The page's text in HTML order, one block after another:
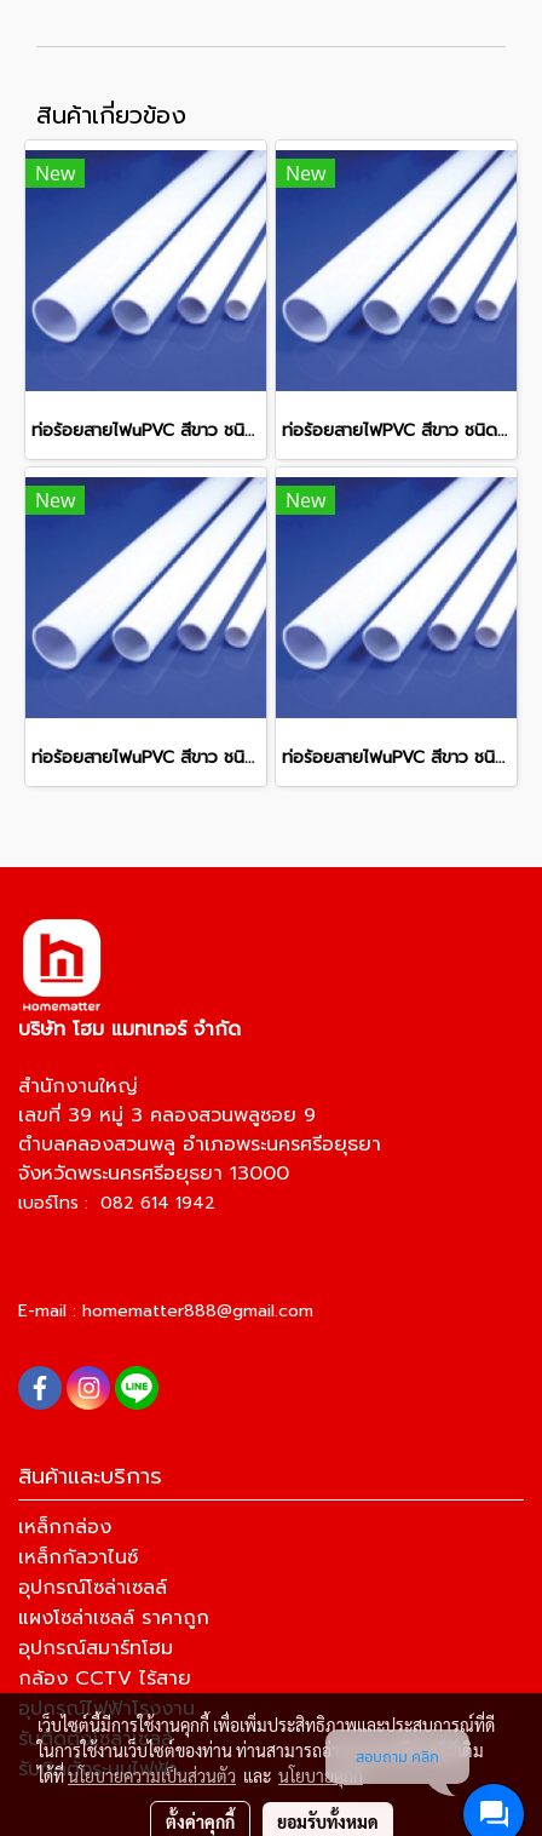
สินค้าเกี่ยวข้อง
New
ท่อร้อยสายไฟuPVC สีขาว ชนิดหนา WPP25 OD 25 มม. 1.9 มม. ยาว 292 มม.
New
ท่อร้อยสายไฟPVC สีขาว ชนิดหนา WPP50 OD 50 มม. 3 มม. ยาว 292 มม.
New
ท่อร้อยสายไฟuPVC สีขาว ชนิดหนา WPP40 OD 40 มม. 2.7 มม. ยาว 292 มม.
New
ท่อร้อยสายไฟuPVC สีขาว ชนิดหนา WPP32 OD 32 มม. 2.5 มม. ยาว 292 มม.
บริษัท โฮม แมทเทอร์ จำกัด
สำนักงานใหญ่
เลขที่ 39 หมู่ 3 คลองสวนพลูซอย 9
ตำบลคลองสวนพลู อำเภอพระนครศรีอยุธยา
จังหวัดพระนครศรีอยุธยา 13000
เบอร์โทร : 082 614 1942
E-mail : homematter888@gmail.com
สินค้าและบริการ
เหล็กกล่อง
เหล็กกัลวาไนซ์
อุปกรณ์โซล่าเซลล์
แผงโซล่าเซลล์ ราคาถูก
อุปกรณ์สมาร์ทโฮม
กล้อง CCTV ไร้สาย
อุปกรณ์ไฟฟ้าโรงงาน
รับติดตั้งโซล่าเซลล์
รับติดตั้งระบบไฟฟ้า
เว็บไซต์นี้มีการใช้งานคุกกี้ เพื่อเพิ่มประสิทธิภาพและประสบการณ์ที่ดี
ในการใช้งานเว็บไซต์ของท่าน ท่านสามารถอ่านรายละเอียดเพิ่มเติม
ได้ที่นโยบายความเป็นส่วนตัว และ นโยบายคุกกี้
ตั้งค่าคุกกี้ ยอมรับทั้งหมด
สอบถาม คลิก